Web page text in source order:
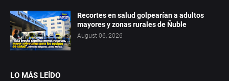
Recortes en salud golpearían a adultos
mayores y zonas rurales de Ñuble
August 06, 2026
LO MÁS LEÍDO